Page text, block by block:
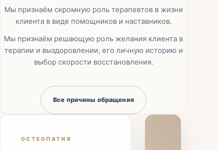
Мы признаём скромную роль терапевтов в жизни
клиента в виде помощников и наставников.
Мы признаём решающую роль желания клиента в
терапии и выздоровлении, его личную историю и
выбор скорости восстановления.
Все причины обращения
ОСТЕОПАТИЯ